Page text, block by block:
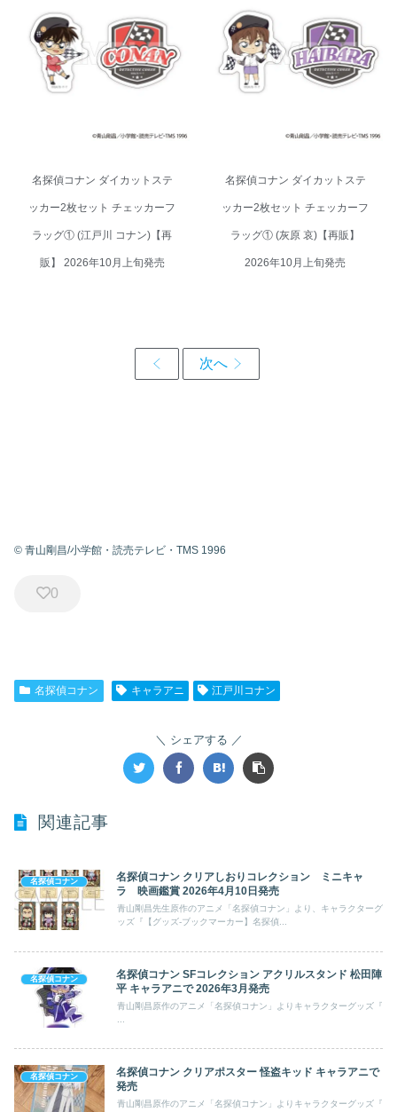
名探偵コナン ダイカットステッ
カー2枚セット チェッカーフラッ
グ① (江戸川 コナン)【再販】
2026年10月上旬発売
名探偵コナン ダイカットステ
ッカー2枚セット チェッカーフ
ラッグ① (江戸川 コナン)【再
販】 2026年10月上旬発売
名探偵コナン ダイカットステッ
カー2枚セット チェッカーフラッ
グ① (灰原 哀)【再販】 2026年
10月上旬発売
名探偵コナン ダイカットステ
ッカー2枚セット チェッカーフ
ラッグ① (灰原 哀)【再販】
2026年10月上旬発売
© 青山剛昌/小学館・読売テレビ・TMS 1996
0
名探偵コナン キャラアニ 江戸川コナン
シェアする
関連記事
名探偵コナン
名探偵コナン クリアしおりコレクション ミニキャ
ラ 映画鑑賞 2026年4月10日発売
青山剛昌先生原作のアニメ「名探偵コナン」より、キャラクターグ
ッズ『【グッズ-ブックマーカー】名探偵...
名探偵コナン
名探偵コナン SFコレクション アクリルスタンド 松田陣
平 キャラアニで 2026年3月発売
青山剛昌原作のアニメ「名探偵コナン」よりキャラクターグッズ『
...
名探偵コナン
名探偵コナン クリアポスター 怪盗キッド キャラアニで
発売
青山剛昌原作のアニメ「名探偵コナン」よりキャラクターグッズ『